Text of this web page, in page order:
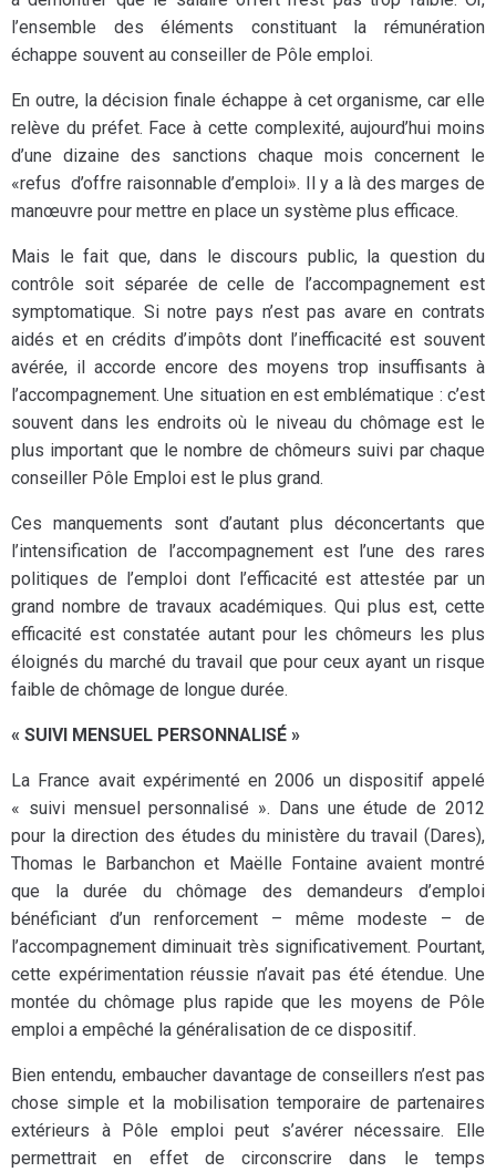
l’ensemble des éléments constituant la rémunération
échappe souvent au conseiller de Pôle emploi.
En outre, la décision finale échappe à cet organisme, car elle
relève du préfet. Face à cette complexité, aujourd’hui moins
d’une dizaine des sanctions chaque mois concernent le
«refus d’offre raisonnable d’emploi». Il y a là des marges de
manœuvre pour mettre en place un système plus efficace.
Mais le fait que, dans le discours public, la question du
contrôle soit séparée de celle de l’accompagnement est
symptomatique. Si notre pays n’est pas avare en contrats
aidés et en crédits d’impôts dont l’inefficacité est souvent
avérée, il accorde encore des moyens trop insuffisants à
l’accompagnement. Une situation en est emblématique : c’est
souvent dans les endroits où le niveau du chômage est le
plus important que le nombre de chômeurs suivi par chaque
conseiller Pôle Emploi est le plus grand.
Ces manquements sont d’autant plus déconcertants que
l’intensification de l’accompagnement est l’une des rares
politiques de l’emploi dont l’efficacité est attestée par un
grand nombre de travaux académiques. Qui plus est, cette
efficacité est constatée autant pour les chômeurs les plus
éloignés du marché du travail que pour ceux ayant un risque
faible de chômage de longue durée.
« SUIVI MENSUEL PERSONNALISÉ »
La France avait expérimenté en 2006 un dispositif appelé
« suivi mensuel personnalisé ». Dans une étude de 2012
pour la direction des études du ministère du travail (Dares),
Thomas le Barbanchon et Maëlle Fontaine avaient montré
que la durée du chômage des demandeurs d’emploi
bénéficiant d’un renforcement – même modeste – de
l’accompagnement diminuait très significativement. Pourtant,
cette expérimentation réussie n’avait pas été étendue. Une
montée du chômage plus rapide que les moyens de Pôle
emploi a empêché la généralisation de ce dispositif.
Bien entendu, embaucher davantage de conseillers n’est pas
chose simple et la mobilisation temporaire de partenaires
extérieurs à Pôle emploi peut s’avérer nécessaire. Elle
permettrait en effet de circonscrire dans le temps